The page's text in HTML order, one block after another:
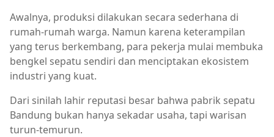
Awalnya, produksi dilakukan secara sederhana di
rumah-rumah warga. Namun karena keterampilan
yang terus berkembang, para pekerja mulai membuka
bengkel sepatu sendiri dan menciptakan ekosistem
industri yang kuat.
Dari sinilah lahir reputasi besar bahwa pabrik sepatu
Bandung bukan hanya sekadar usaha, tapi warisan
turun-temurun.